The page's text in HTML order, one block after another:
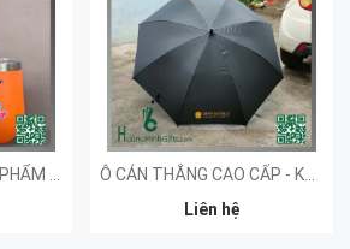
Liên hệ